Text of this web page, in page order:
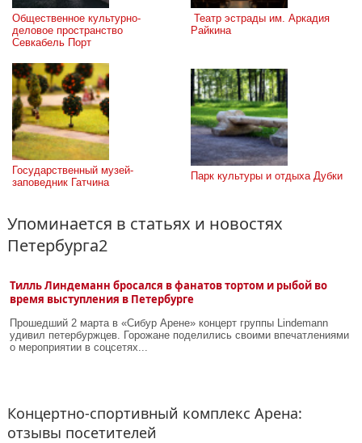
Общественное культурно-
деловое пространство
Севкабель Порт
Райкина
Государственный музей-
заповедник Гатчина
Парк культуры и отдыха Дубки
Упоминается в статьях и новостях
Петербурга2
Тилль Линдеманн бросался в фанатов тортом и рыбой во
время выступления в Петербурге
Прошедший 2 марта в «Сибур Арене» концерт группы Lindemann
удивил петербуржцев. Горожане поделились своими впечатлениями
о мероприятии в соцсетях...
Концертно-спортивный комплекс Арена:
отзывы посетителей